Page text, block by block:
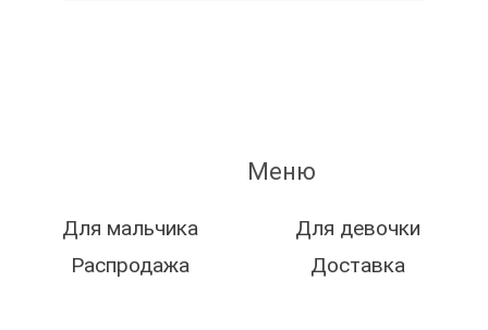
Меню
Для мальчика
Для девочки
Распродажа
Доставка